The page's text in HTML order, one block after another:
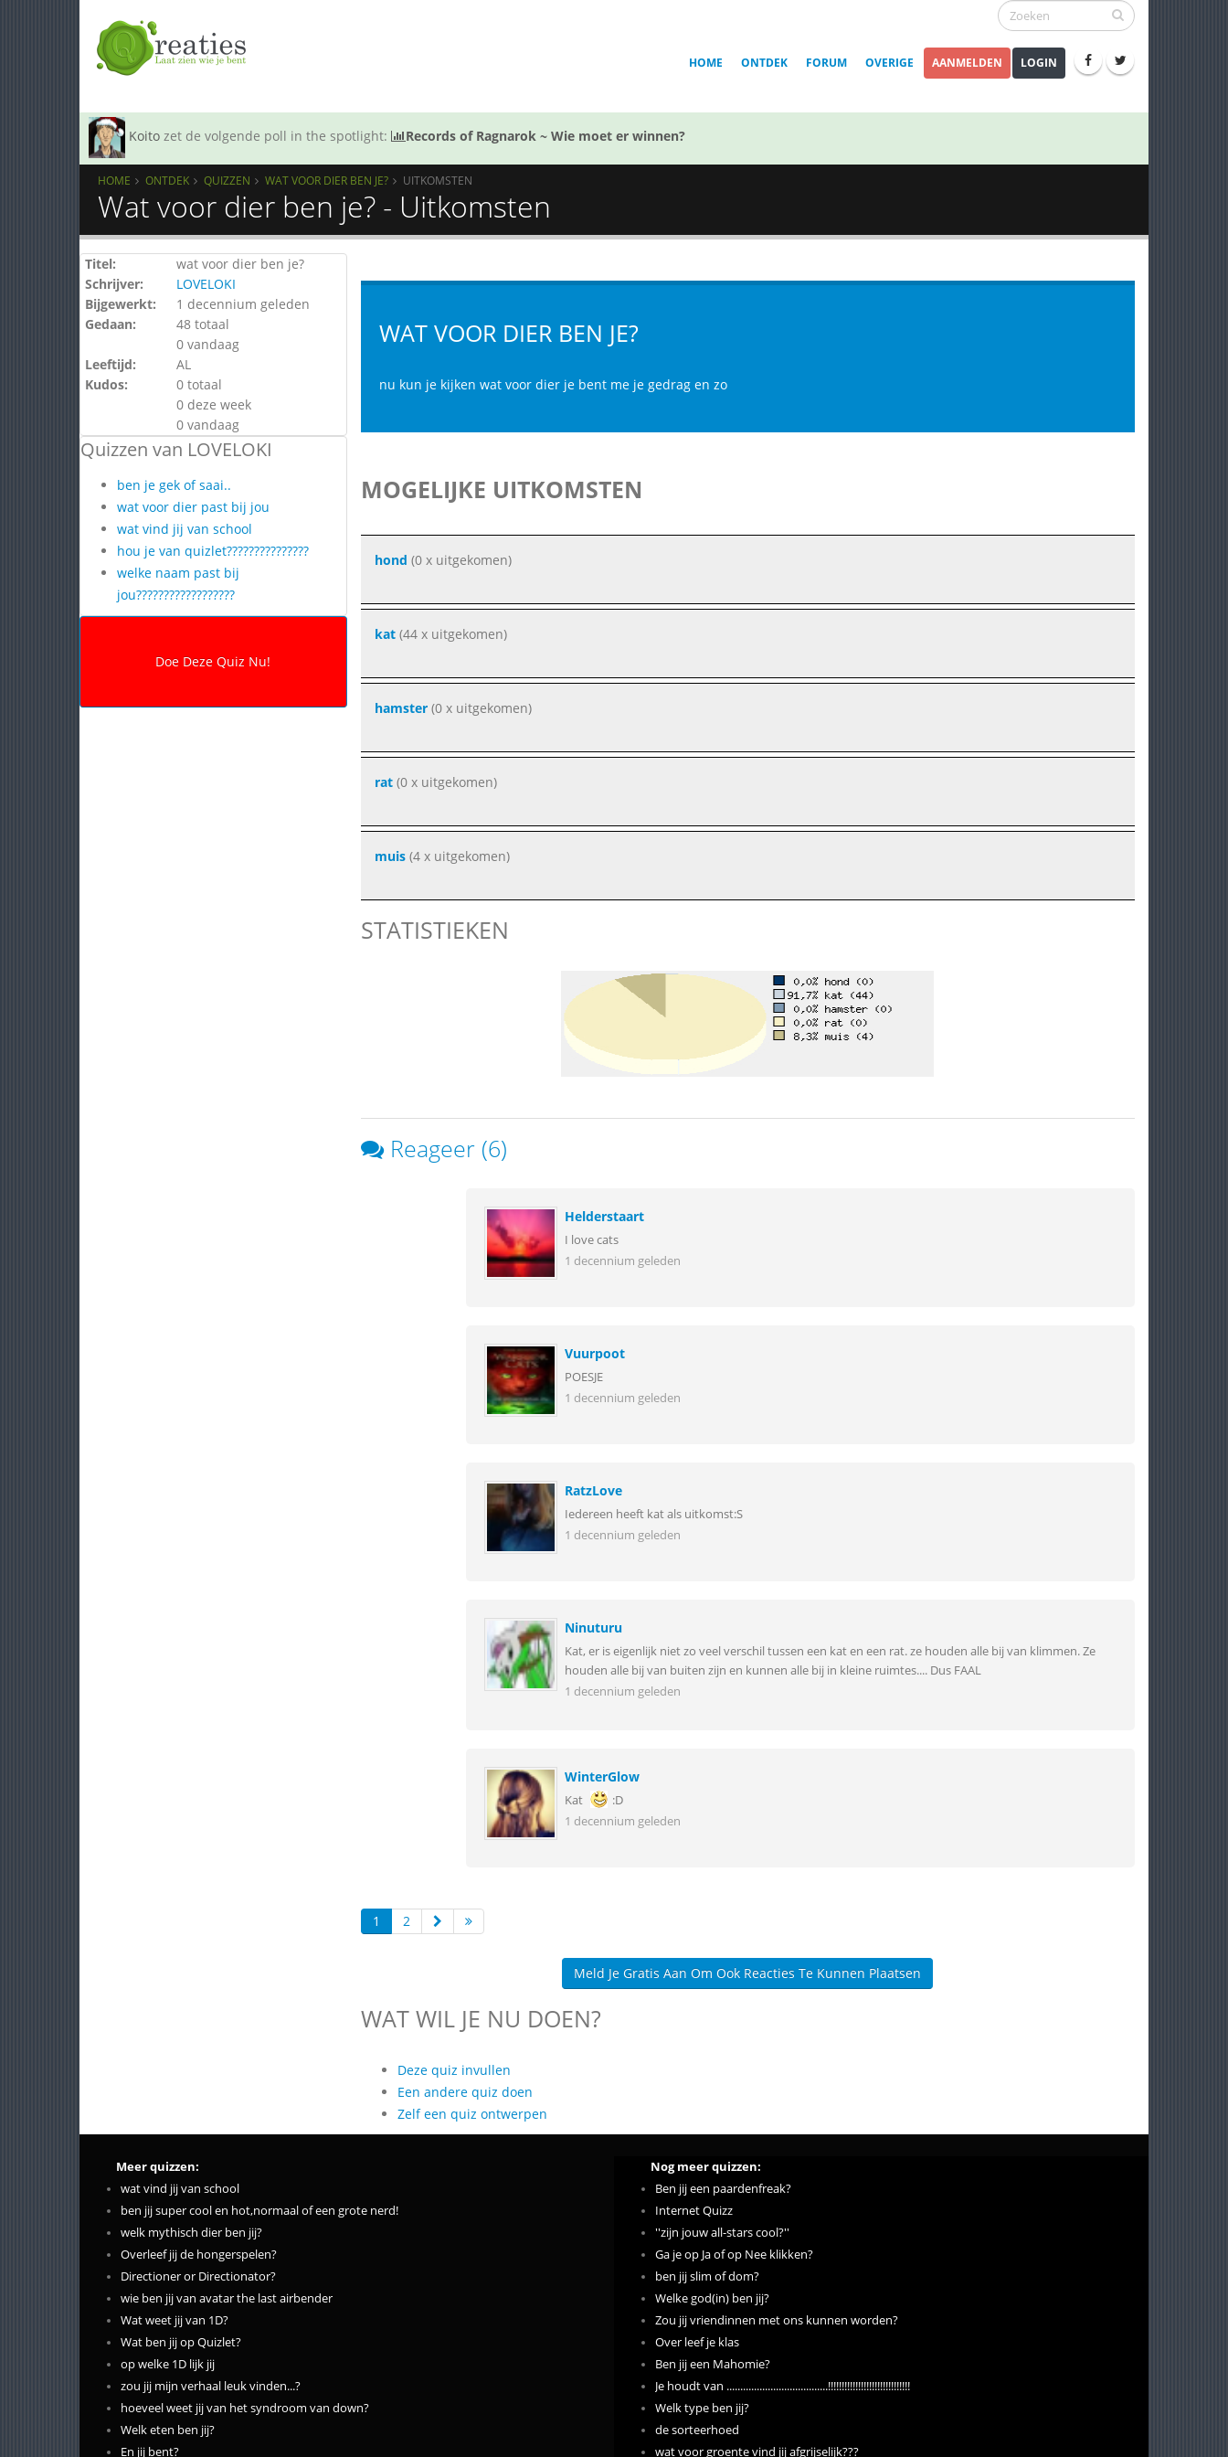
HOME ONTDEK FORUM OVERIGE AANMELDEN LOGIN
Koito zet de volgende poll in the spotlight: Records of Ragnarok ~ Wie moet er winnen?
HOME ONTDEK QUIZZEN WAT VOOR DIER BEN JE? UITKOMSTEN
Wat voor dier ben je? - Uitkomsten
Titel:
wat voor dier ben je?
Schrijver:
LOVELOKI
Bijgewerkt:
1 decennium geleden
Gedaan:
48 totaal
0 vandaag
Leeftijd:
AL
Kudos:
0 totaal
0 deze week
0 vandaag
Quizzen van LOVELOKI
ben je gek of saai..
wat voor dier past bij jou
wat vind jij van school
hou je van quizlet???????????????
welke naam past bij
jou??????????????????
WAT VOOR DIER BEN JE?
nu kun je kijken wat voor dier je bent me je gedrag en zo
MOGELIJKE UITKOMSTEN
hond (0 x uitgekomen)
kat(44 x uitgekomen)
hamster(0 x uitgekomen)
rat(0 x uitgekomen)
muis(4 x uitgekomen)
STATISTIEKEN
Reageer (6)
Helderstaart
I love cats
1 decennium geleden
Vuurpoot
POESJE
1 decennium geleden
RatzLove
Iedereen heeft kat als uitkomst:S
1 decennium geleden
Ninuturu
Kat, er is eigenlijk niet zo veel verschil tussen een kat en een rat. ze houden alle bij van klimmen. Ze
houden alle bij van buiten zijn en kunnen alle bij in kleine ruimtes.... Dus FAAL
1 decennium geleden
WinterGlow
Kat
:D
1 decennium geleden
1 2
Meld Je Gratis Aan Om Ook Reacties Te Kunnen Plaatsen
WAT WIL JE NU DOEN?
Deze quiz invullen
Een andere quiz doen
Zelf een quiz ontwerpen
Meer quizzen:
wat vind jij van school
ben jij super cool en hot,normaal of een grote nerd!
welk mythisch dier ben jij?
Overleef jij de hongerspelen?
Directioner or Directionator?
wie ben jij van avatar the last airbender
Wat weet jij van 1D?
Wat ben jij op Quizlet?
op welke 1D lijk jij
zou jij mijn verhaal leuk vinden...?
hoeveel weet jij van het syndroom van down?
Welk eten ben jij?
En jij bent?
Nog meer quizzen:
Ben jij een paardenfreak?
Internet Quizz
''zijn jouw all-stars cool?''
Ga je op Ja of op Nee klikken?
ben jij slim of dom?
Welke god(in) ben jij?
Zou jij vriendinnen met ons kunnen worden?
Over leef je klas
Ben jij een Mahomie?
Je houdt van .....................................!!!!!!!!!!!!!!!!!!!!!!!!!!!!!!
Welk type ben jij?
de sorteerhoed
wat voor groente vind jij afgrijselijk???